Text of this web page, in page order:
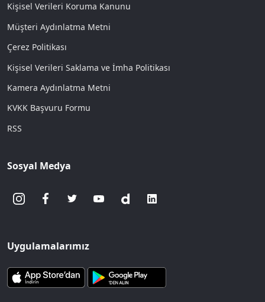
Kişisel Verileri Koruma Kanunu
Müşteri Aydınlatma Metni
Çerez Politikası
Kişisel Verileri Saklama ve İmha Politikası
Kamera Aydınlatma Metni
KVKK Başvuru Formu
RSS
Sosyal Medya
Uygulamalarımız